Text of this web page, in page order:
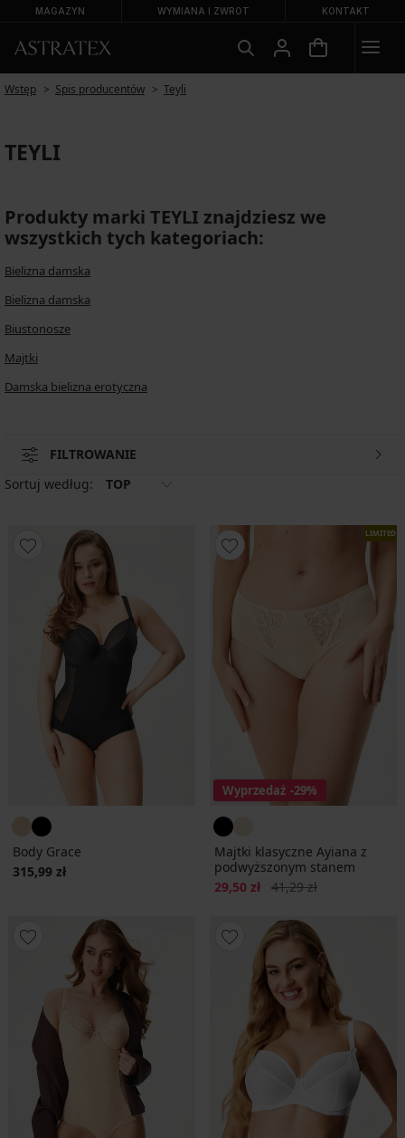
MAGAZYN WYMIANA I ZWROT KONTAKT
Wstęp Spis producentów Teyli
TEYLI
Produkty marki TEYLI znajdziesz we
wszystkich tych kategoriach:
Bielizna damska
Bielizna damska
Biustonosze
Majtki
Damska bielizna erotyczna
FILTROWANIE
Sortuj według:
TOP
Body Grace
315,99 zł
LIMITED
Wyprzedaż -29%
Majtki klasyczne Ayiana z
podwyższonym stanem
Zniżka
29,50 zł Pierwotna cena
41,29 zł